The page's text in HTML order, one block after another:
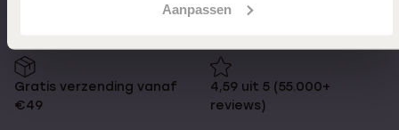
Aanpassen
Gratis verzending vanaf
€49
4,59 uit 5 (55.000+
reviews)